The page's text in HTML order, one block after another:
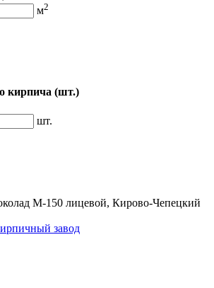
м2
кирпича (шт.)
шт.
М-150 лицевой, Кирово-Чепецкий
завод